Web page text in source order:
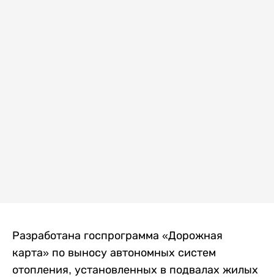
Разработана госпрограмма «Дорожная
карта» по выносу автономных систем
отопления, установленных в подвалах жилых